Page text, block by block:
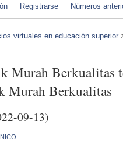
Registrarse Números
virtuales en educación superior
Murah Berkualitas
Murah Berkualitas
09-13)